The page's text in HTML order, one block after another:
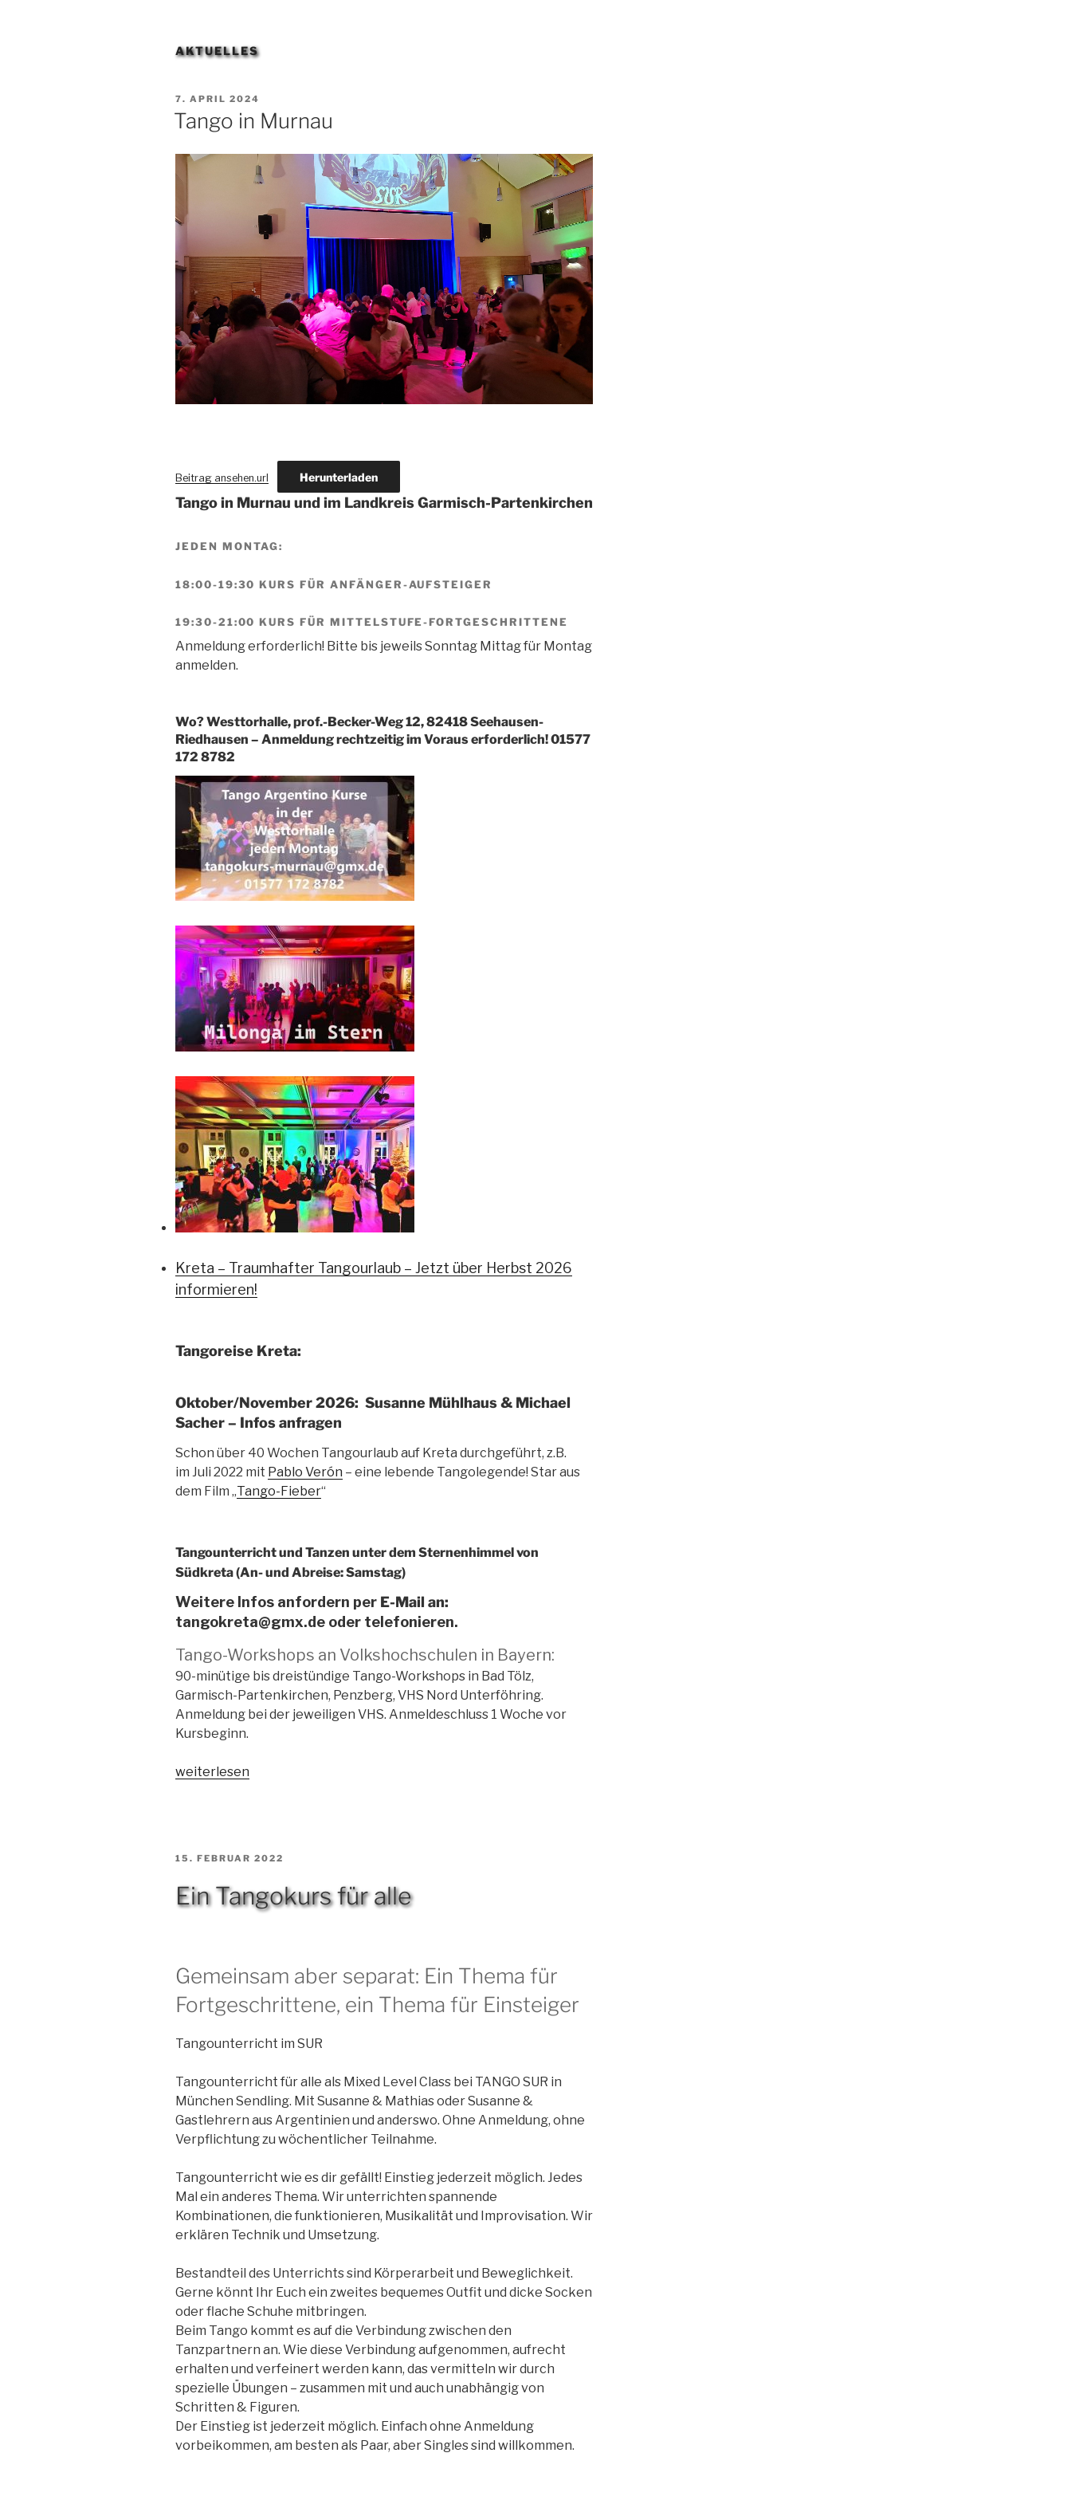
AKTUELLES
VERÖFFENTLICHT
AM
7. APRIL 2024
Tango in Murnau
Beitrag ansehen.url Herunterladen
Tango in Murnau und im Landkreis Garmisch-Partenkirchen
JEDEN MONTAG:
18:00-19:30 KURS FÜR ANFÄNGER-AUFSTEIGER
19:30-21:00 KURS FÜR MITTELSTUFE-FORTGESCHRITTENE
Anmeldung erforderlich! Bitte bis jeweils Sonntag Mittag für Montag
anmelden.
Wo? Westtorhalle, prof.-Becker-Weg 12, 82418 Seehausen-
Riedhausen – Anmeldung rechtzeitig im Voraus erforderlich! 01577
172 8782
Kreta – Traumhafter Tangourlaub – Jetzt über Herbst 2026
informieren!
Tangoreise Kreta:
Oktober/November 2026: Susanne Mühlhaus & Michael
Sacher – Infos anfragen
Schon über 40 Wochen Tangourlaub auf Kreta durchgeführt, z.B.
im Juli 2022 mit Pablo Verón – eine lebende Tangolegende! Star aus
dem Film „Tango-Fieber“
Tangounterricht und Tanzen unter dem Sternenhimmel von
Südkreta (An- und Abreise: Samstag)
Weitere Infos anfordern per E-Mail an:
tangokreta@gmx.de oder telefonieren.
Tango-Workshops an Volkshochschulen in Bayern:
90-minütige bis dreistündige Tango-Workshops in Bad Tölz,
Garmisch-Partenkirchen, Penzberg, VHS Nord Unterföhring.
Anmeldung bei der jeweiligen VHS. Anmeldeschluss 1 Woche vor
Kursbeginn.
„Tango
weiterlesen
VERÖFFENTLICHT
15. FEBRUAR 2022
Ein Tangokurs für alle
Gemeinsam aber separat: Ein Thema für
Fortgeschrittene, ein Thema für Einsteiger
Tangounterricht im SUR
Tangounterricht für alle als Mixed Level Class bei TANGO SUR in
München Sendling. Mit Susanne & Mathias oder Susanne &
Gastlehrern aus Argentinien und anderswo. Ohne Anmeldung, ohne
Verpflichtung zu wöchentlicher Teilnahme.
Tangounterricht wie es dir gefällt! Einstieg jederzeit möglich. Jedes
Mal ein anderes Thema. Wir unterrichten spannende
Kombinationen, die funktionieren, Musikalität und Improvisation. Wir
erklären Technik und Umsetzung.
Bestandteil des Unterrichts sind Körperarbeit und Beweglichkeit.
Gerne könnt Ihr Euch ein zweites bequemes Outfit und dicke Socken
oder flache Schuhe mitbringen.
Beim Tango kommt es auf die Verbindung zwischen den
Tanzpartnern an. Wie diese Verbindung aufgenommen, aufrecht
erhalten und verfeinert werden kann, das vermitteln wir durch
spezielle Übungen – zusammen mit und auch unabhängig von
Schritten & Figuren.
Der Einstieg ist jederzeit möglich. Einfach ohne Anmeldung
vorbeikommen, am besten als Paar, aber Singles sind willkommen.